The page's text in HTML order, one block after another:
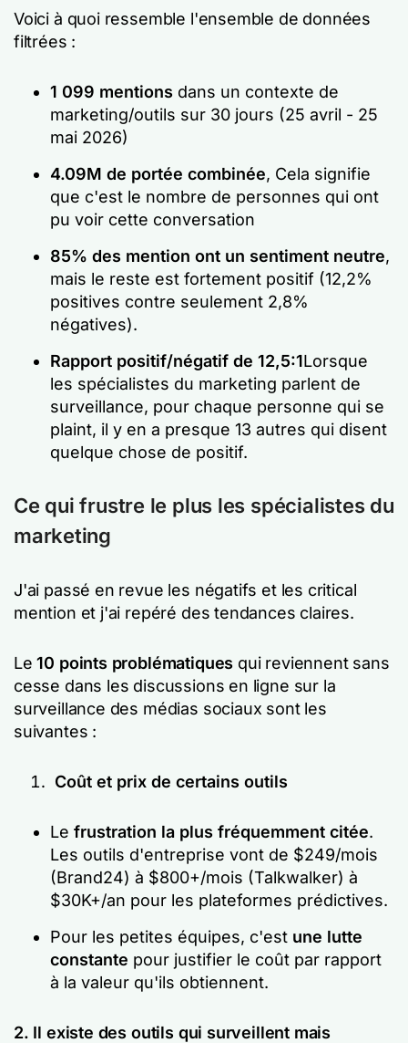
Voici à quoi ressemble l'ensemble de données
filtrées :
1 099 mentions dans un contexte de
marketing/outils sur 30 jours (25 avril - 25
mai 2026)
4.09M de portée combinée, Cela signifie
que c'est le nombre de personnes qui ont
pu voir cette conversation
85% des mention ont un sentiment neutre,
mais le reste est fortement positif (12,2%
positives contre seulement 2,8%
négatives).
Rapport positif/négatif de 12,5:1Lorsque
les spécialistes du marketing parlent de
surveillance, pour chaque personne qui se
plaint, il y en a presque 13 autres qui disent
quelque chose de positif.
Ce qui frustre le plus les spécialistes du
marketing
J'ai passé en revue les négatifs et les critical
mention et j'ai repéré des tendances claires.
Le10 points problématiques qui reviennent sans
cesse dans les discussions en ligne sur la
surveillance des médias sociaux sont les
suivantes :
Coût et prix de certains outils
Le frustration la plus fréquemment citée.
Les outils d'entreprise vont de $249/mois
(Brand24) à $800+/mois (Talkwalker) à
$30K+/an pour les plateformes prédictives.
Pour les petites équipes, c'est une lutte
constante pour justifier le coût par rapport
à la valeur qu'ils obtiennent.
2. Il existe des outils qui surveillent mais